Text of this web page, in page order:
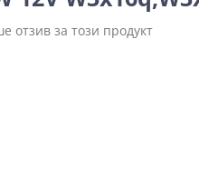
за този продукт